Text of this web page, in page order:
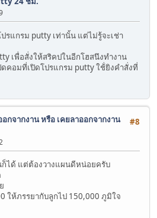
รแกรม putty เท่านั้น แต่ไม่รู้จะเช่า
เพื่อสั่งให้สริคปในอีกโฮสนึงทำงาน
คอมที่เปิดโปรแกรม putty ใช้่ยิงคำสั่งที่
#8
กจากงาน หรือ เคยลาออกจากงาน
ก็ได้ แต่ต้องวางแผนดีหน่อยครับ
ให้ภรรยากับลูกไป 150,000 ภูมิใจ